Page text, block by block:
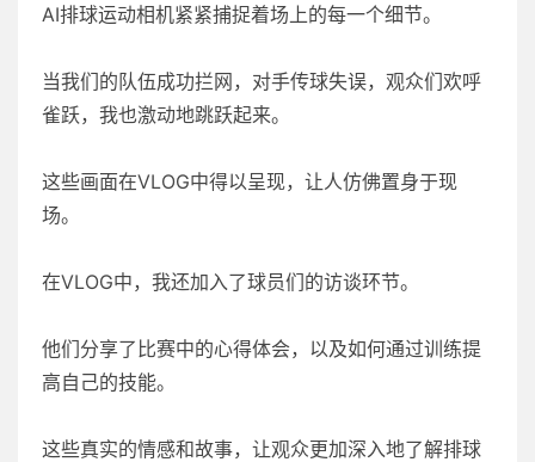
AI排球运动相机紧紧捕捉着场上的每一个细节。
当我们的队伍成功拦网，对手传球失误，观众们欢呼
雀跃，我也激动地跳跃起来。
这些画面在VLOG中得以呈现，让人仿佛置身于现
场。
在VLOG中，我还加入了球员们的访谈环节。
他们分享了比赛中的心得体会，以及如何通过训练提
高自己的技能。
这些真实的情感和故事，让观众更加深入地了解排球